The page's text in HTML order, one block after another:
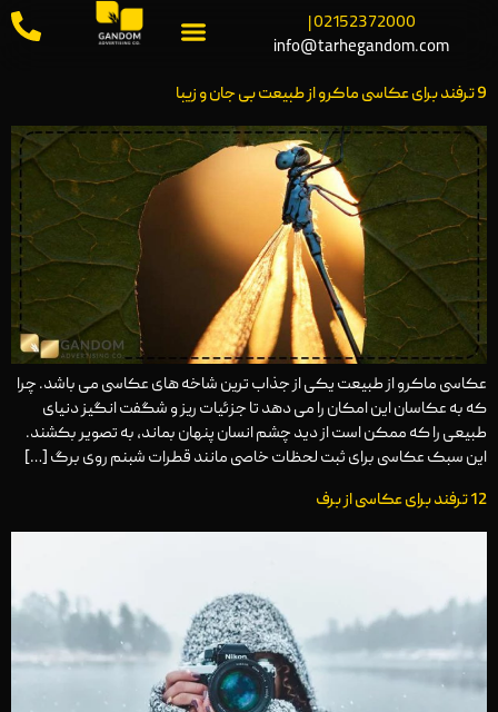
02152372000 |
info@tarhegandom.com
9 ترفند برای عکاسی ماکرو از طبیعت بی جان و زیبا
عکاسی ماکرو از طبیعت یکی از جذاب‌ ترین شاخه‌ های عکاسی می باشد. چرا
که به عکاسان این امکان را می ‌دهد تا جزئیات ریز و شگفت ‌انگیز دنیای
طبیعی را که ممکن است از دید چشم انسان پنهان بماند، به تصویر بکشند.
این سبک عکاسی برای ثبت لحظات خاصی مانند قطرات شبنم روی برگ […]
12 ترفند برای عکاسی از برف